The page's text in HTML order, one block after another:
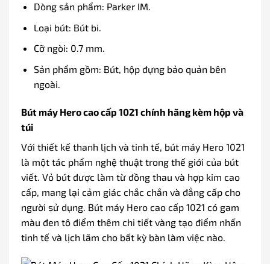
Dòng sản phẩm: Parker IM.
Loại bút: Bút bi.
Cỡ ngòi: 0.7 mm.
Sản phẩm gồm: Bút, hộp đựng bảo quản bên
ngoài.
Bút máy Hero cao cấp 1021 chính hãng kèm hộp và
túi
Với thiết kế thanh lịch và tinh tế, bút máy Hero 1021
là một tác phẩm nghệ thuật trong thế giới của bút
viết. Vỏ bút được làm từ đồng thau và hợp kim cao
cấp, mang lại cảm giác chắc chắn và đẳng cấp cho
người sử dụng. Bút máy Hero cao cấp 1021 có gam
màu đen tô điểm thêm chi tiết vàng tạo điểm nhấn
tinh tế và lịch lãm cho bất kỳ bàn làm việc nào.